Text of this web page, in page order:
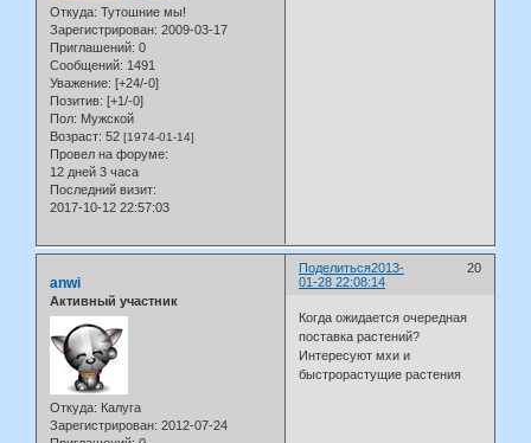
Откуда: Тутошние мы!
Зарегистрирован: 2009-03-17
Приглашений: 0
Сообщений: 1491
Уважение: [+24/-0]
Позитив: [+1/-0]
Пол: Мужской
Возраст: 52 [1974-01-14]
Провел на форуме:
12 дней 3 часа
Последний визит:
2017-10-12 22:57:03
Поделиться 20
2013-
01-28 22:08:14
anwi
Активный участник
Откуда: Калуга
Зарегистрирован: 2012-07-24
Когда ожидается очередная
поставка растений?
Интересуют мхи и
быстрорастущие растения